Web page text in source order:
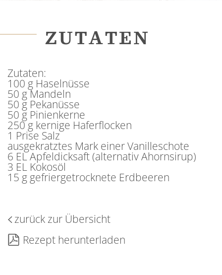
ZUTATEN
Zutaten:
100 g Haselnüsse
50 g Mandeln
50 g Pekanüsse
50 g Pinienkerne
250 g kernige Haferflocken
1 Prise Salz
ausgekratztes Mark einer Vanilleschote
6 EL Apfeldicksaft (alternativ Ahornsirup)
3 EL Kokosöl
15 g gefriergetrocknete Erdbeeren
zurück zur Übersicht
Rezept herunterladen